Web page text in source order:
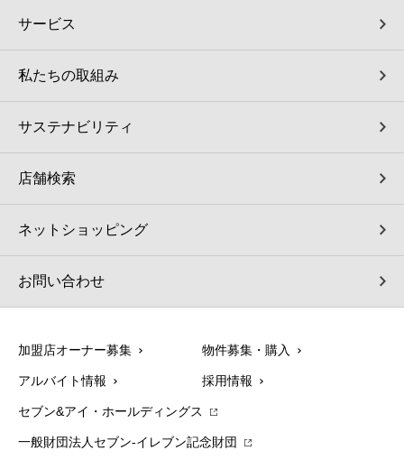
サービス
私たちの取組み
サステナビリティ
店舗検索
ネットショッピング
お問い合わせ
加盟店オーナー募集 物件募集・購入
アルバイト情報 採用情報
セブン&アイ・ホールディングス
一般財団法人セブン-イレブン記念財団